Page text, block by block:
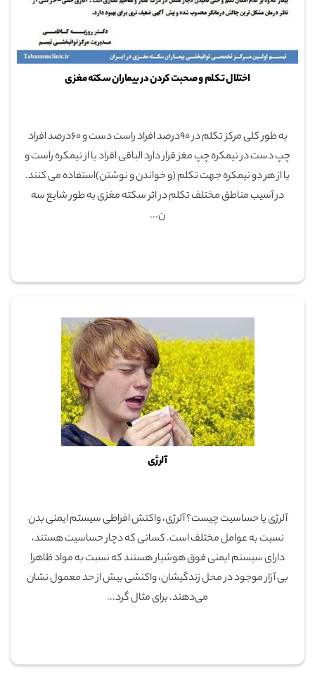
اختلال تکلم و صحبت کردن در بیماران سکته مغزی
به طور کلی مرکز تکلم در 90درصد افراد راست دست و 60درصد افراد
چپ دست در نیمکره چپ مغز قرار دارد الباقی افراد یا از نیمکره راست و
یا از هر دو نیمکره جهت تکلم (و خواندن و نوشتن)استفاده می کنند.
در آسیب مناطق مختلف تکلم در اثر سکته مغزی به طور شایع سه
ن...
آلرژی
آلرژی یا حساسیت چیست؟ آلرژی، واکنش افراطی سیستم ایمنی بدن
نسبت به عوامل مختلف است. کسانی که دچار حساسیت هستند،
دارای سیستم ایمنی فوق هوشیار هستند که نسبت به مواد ظاهرا
بی آزار موجود در محل زندگیشان، واکنشی بیش از حد معمول نشان
می‌دهند. برای مثال گرد...